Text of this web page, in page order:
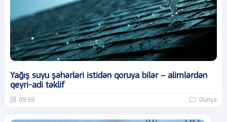
Yağış suyu şəhərləri istidən qoruya bilər – alimlərdən
qeyri-adi təklif
09:59 Dünya